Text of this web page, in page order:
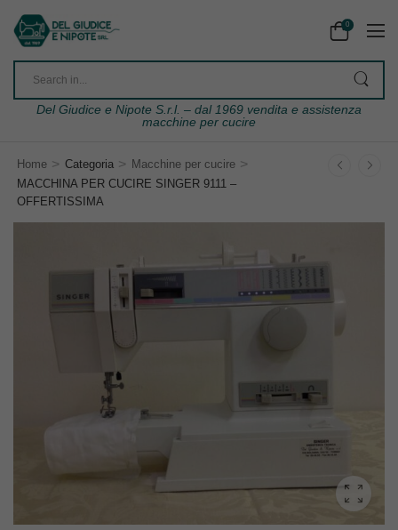
0
Del Giudice e Nipote S.r.l. – dal 1969 vendita e assistenza
macchine per cucire
Home > Categoria > Macchine per cucire >
MACCHINA PER CUCIRE SINGER 9111 –
OFFERTISSIMA